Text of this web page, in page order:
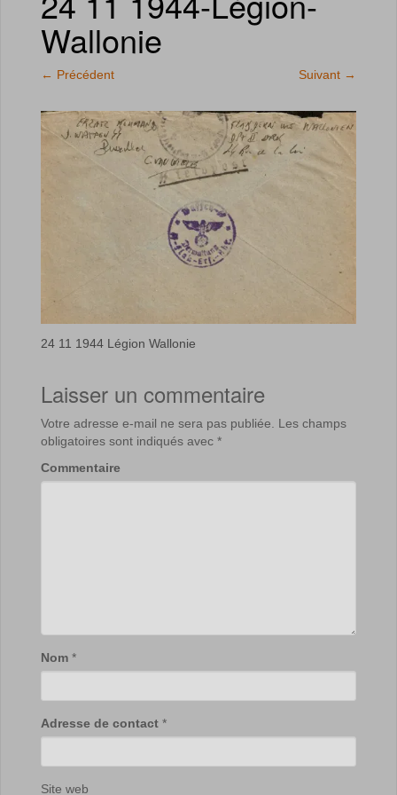
Wallonie
← Précédent Suivant →
24 11 1944 Légion Wallonie
Laisser un commentaire
Votre adresse e-mail ne sera pas publiée.
Les champs
obligatoires sont indiqués avec *
Commentaire
Nom *
Adresse de contact *
Site web